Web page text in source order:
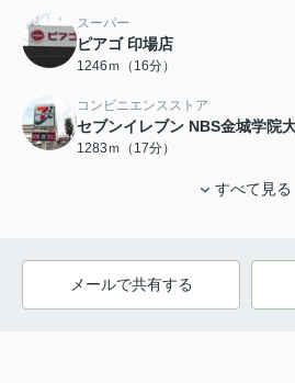
スーパー
ピアゴ 印場店
1246ｍ（16分）
コンビニエンスストア
セブンイレブン NBS金城学院
1283ｍ（17分）
すべて見る
メールで共有する